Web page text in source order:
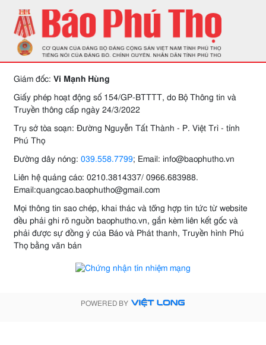
Giám đốc: Vi Mạnh Hùng
Giấy phép hoạt động số 154/GP-BTTTT, do Bộ Thông tin và
Truyền thông cấp ngày 24/3/2022
Trụ sở tòa soạn: Đường Nguyễn Tất Thành - P. Việt Trì - tỉnh
Phú Thọ
Đường dây nóng: 039.558.7799; Email: info@baophutho.vn
Liên hệ quảng cáo: 0210.3814337/ 0966.683988.
Email:quangcao.baophutho@gmail.com
Mọi thông tin sao chép, khai thác và tổng hợp tin tức từ website
đều phải ghi rõ nguồn baophutho.vn, gắn kèm liên kết gốc và
phải được sự đồng ý của Báo và Phát thanh, Truyền hình Phú
Thọ bằng văn bản
POWERED BY